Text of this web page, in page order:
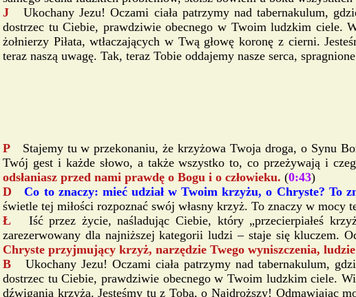
JUkochany Jezu! Oczami ciała patrzymy nad tabernakulum,
dostrzec tu Ciebie, prawdziwie obecnego w Twoim ludzkim ciele.
żołnierzy Piłata, wtłaczających w Twą głowę koronę z cierni.
teraz naszą uwagę. Tak, teraz Tobie oddajemy nasze serca,
P Stajemy tu w przekonaniu, że krzyżowa Twoja droga, o Synu
Twój gest i każde słowo, a także wszystko to, co przeżywają i
odsłaniasz przed nami prawdę o Bogu i o człowieku. (0:43)
D Co to znaczy: mieć udział w Twoim krzyżu, o Chryste? To
świetle tej miłości rozpoznać swój własny krzyż. To znaczy w
Ł Iść przez życie, naśladując Ciebie, który „przecierpiałeś
zarezerwowany dla najniższej kategorii ludzi – staje się kluczem.
Chryste przyjmujący krzyż, narzędzie Twego wyniszczenia, ludzie
B Ukochany Jezu! Oczami ciała patrzymy nad tabernakulum,
dostrzec tu Ciebie, prawdziwie obecnego w Twoim ludzkim ciele.
dźwigania krzyża. Jesteśmy tu z Tobą, o Najdroższy! Odmawiając